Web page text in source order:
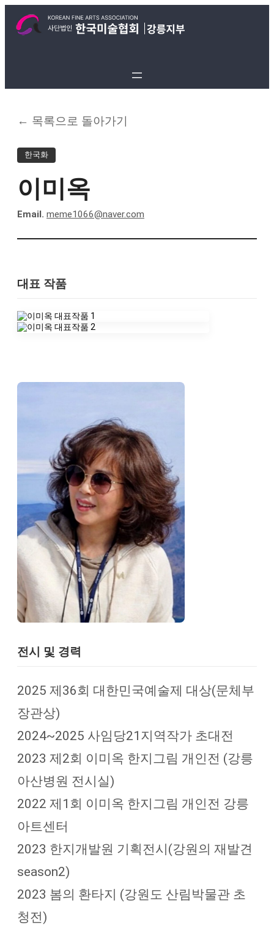
← 목록으로 돌아가기
한국화
이미옥
Email. meme1066@naver.com
대표 작품
전시 및 경력
2025 제36회 대한민국예술제 대상(문체부
장관상)
2024~2025 사임당21지역작가 초대전
2023 제2회 이미옥 한지그림 개인전 (강릉
아산병원 전시실)
2022 제1회 이미옥 한지그림 개인전 강릉
아트센터
2023 한지개발원 기획전시(강원의 재발견
season2)
2023 봄의 환타지 (강원도 산림박물관 초
청전)